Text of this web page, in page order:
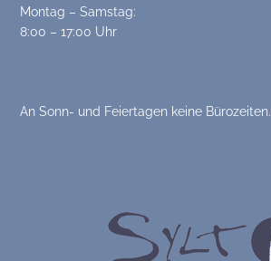
Montag – Samstag:
8:00 – 17:00 Uhr
An Sonn- und Feiertagen keine Bürozeiten.